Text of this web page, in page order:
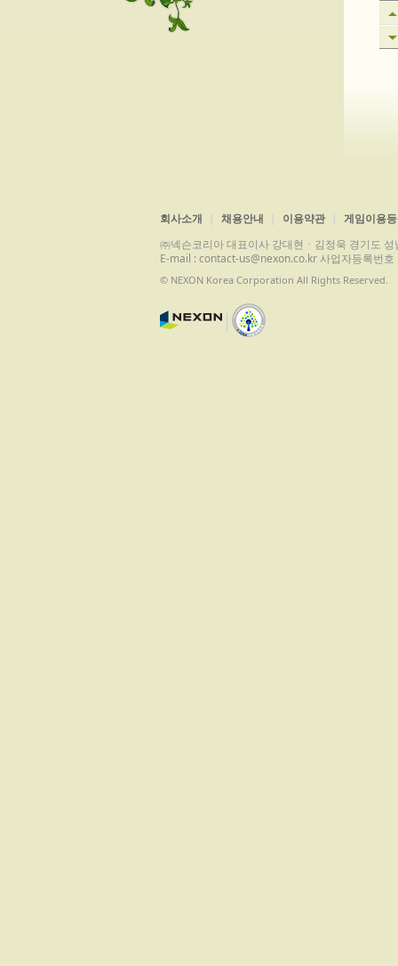
회사소개 채용안내 이용약관
게임이용
㈜넥슨코리아 대표이사 강대현ㆍ김정욱 경기도
E-mail : contact-us@nexon.co.kr 사업자등록번
© NEXON Korea Corporation All Rights Reserved.
|